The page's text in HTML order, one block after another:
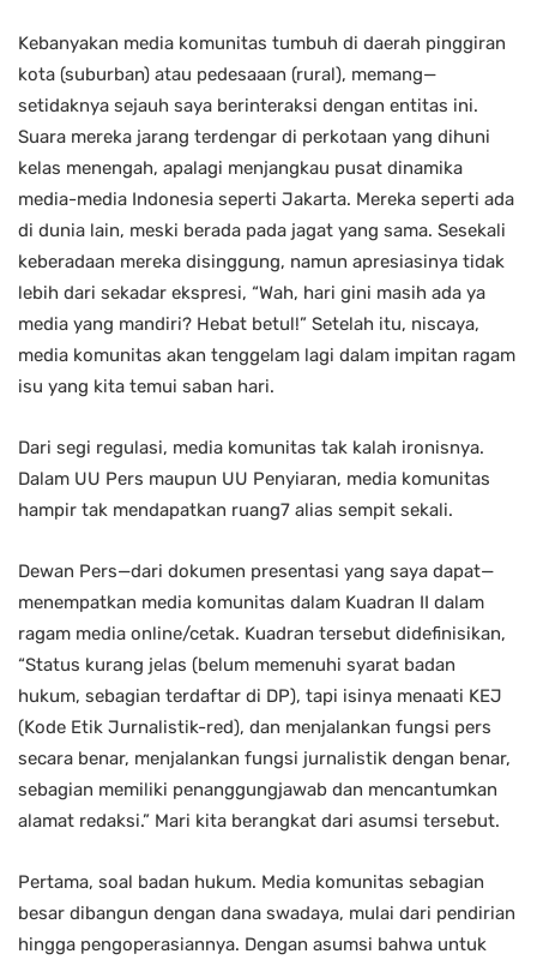
Kebanyakan media komunitas tumbuh di daerah pinggiran
kota (suburban) atau pedesaaan (rural), memang—
setidaknya sejauh saya berinteraksi dengan entitas ini.
Suara mereka jarang terdengar di perkotaan yang dihuni
kelas menengah, apalagi menjangkau pusat dinamika
media-media Indonesia seperti Jakarta. Mereka seperti ada
di dunia lain, meski berada pada jagat yang sama. Sesekali
keberadaan mereka disinggung, namun apresiasinya tidak
lebih dari sekadar ekspresi, “Wah, hari gini masih ada ya
media yang mandiri? Hebat betul!” Setelah itu, niscaya,
media komunitas akan tenggelam lagi dalam impitan ragam
isu yang kita temui saban hari.
Dari segi regulasi, media komunitas tak kalah ironisnya.
Dalam UU Pers maupun UU Penyiaran, media komunitas
hampir tak mendapatkan ruang7 alias sempit sekali.
Dewan Pers—dari dokumen presentasi yang saya dapat—
menempatkan media komunitas dalam Kuadran II dalam
ragam media online/cetak. Kuadran tersebut didefinisikan,
“Status kurang jelas (belum memenuhi syarat badan
hukum, sebagian terdaftar di DP), tapi isinya menaati KEJ
(Kode Etik Jurnalistik-red), dan menjalankan fungsi pers
secara benar, menjalankan fungsi jurnalistik dengan benar,
sebagian memiliki penanggungjawab dan mencantumkan
alamat redaksi.” Mari kita berangkat dari asumsi tersebut.
Pertama, soal badan hukum. Media komunitas sebagian
besar dibangun dengan dana swadaya, mulai dari pendirian
hingga pengoperasiannya. Dengan asumsi bahwa untuk